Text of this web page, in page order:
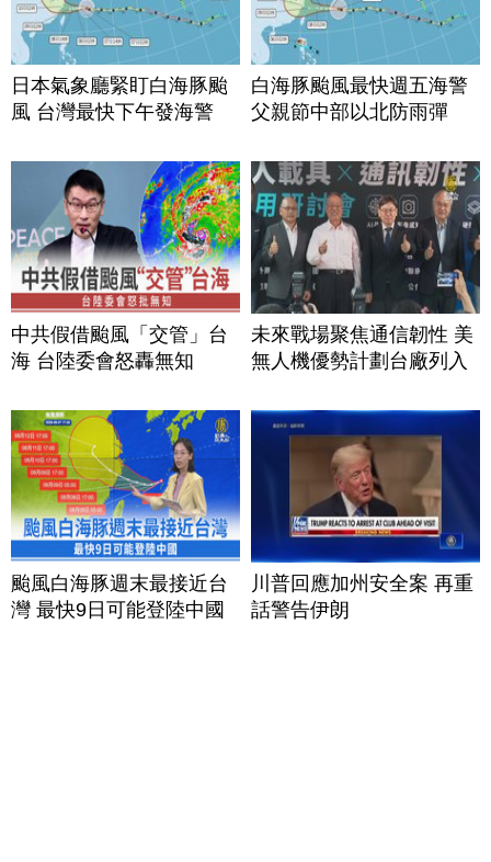
日本氣象廳緊盯白海豚颱
風 台灣最快下午發海警
白海豚颱風最快週五海警
父親節中部以北防雨彈
中共假借颱風「交管」台
海 台陸委會怒轟無知
未來戰場聚焦通信韌性 美
無人機優勢計劃台廠列入
颱風白海豚週末最接近台
灣 最快9日可能登陸中國
川普回應加州安全案 再重
話警告伊朗